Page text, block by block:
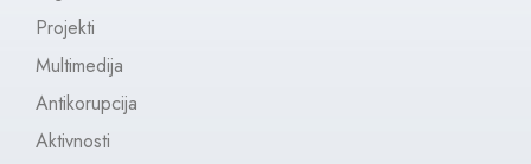
Projekti
Multimedija
Antikorupcija
Aktivnosti